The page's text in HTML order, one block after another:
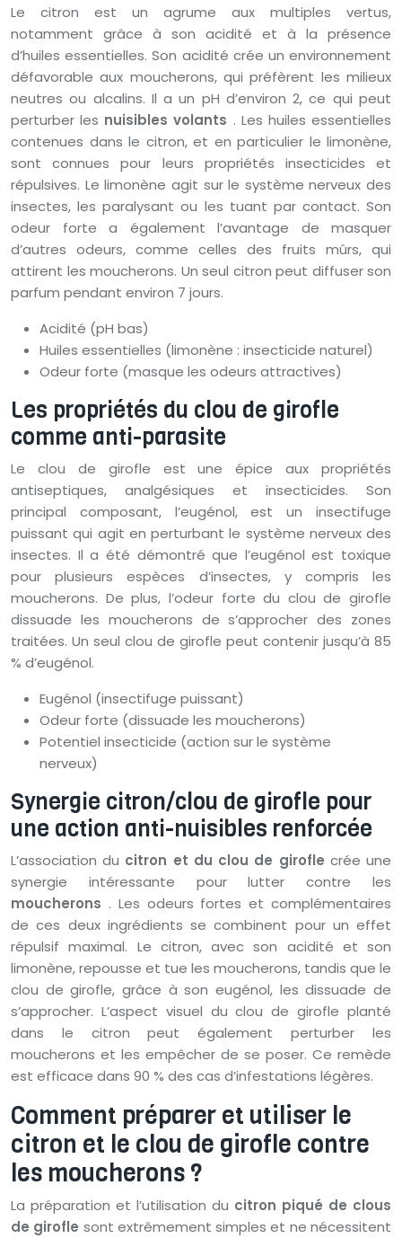
Le citron est un agrume aux multiples vertus,
notamment grâce à son acidité et à la présence
d’huiles essentielles. Son acidité crée un environnement
défavorable aux moucherons, qui préfèrent les milieux
neutres ou alcalins. Il a un pH d’environ 2, ce qui peut
perturber les nuisibles volants . Les huiles essentielles
contenues dans le citron, et en particulier le limonène,
sont connues pour leurs propriétés insecticides et
répulsives. Le limonène agit sur le système nerveux des
insectes, les paralysant ou les tuant par contact. Son
odeur forte a également l’avantage de masquer
d’autres odeurs, comme celles des fruits mûrs, qui
attirent les moucherons. Un seul citron peut diffuser son
parfum pendant environ 7 jours.
Acidité (pH bas)
Huiles essentielles (limonène : insecticide naturel)
Odeur forte (masque les odeurs attractives)
Les propriétés du clou de girofle
comme anti-parasite
Le clou de girofle est une épice aux propriétés
antiseptiques, analgésiques et insecticides. Son
principal composant, l’eugénol, est un insectifuge
puissant qui agit en perturbant le système nerveux des
insectes. Il a été démontré que l’eugénol est toxique
pour plusieurs espèces d’insectes, y compris les
moucherons. De plus, l’odeur forte du clou de girofle
dissuade les moucherons de s’approcher des zones
traitées. Un seul clou de girofle peut contenir jusqu’à 85
% d’eugénol.
Eugénol (insectifuge puissant)
Odeur forte (dissuade les moucherons)
Potentiel insecticide (action sur le système
nerveux)
Synergie citron/clou de girofle pour
une action anti-nuisibles renforcée
L’association du citron et du clou de girofle crée une
synergie intéressante pour lutter contre les
moucherons . Les odeurs fortes et complémentaires
de ces deux ingrédients se combinent pour un effet
répulsif maximal. Le citron, avec son acidité et son
limonène, repousse et tue les moucherons, tandis que le
clou de girofle, grâce à son eugénol, les dissuade de
s’approcher. L’aspect visuel du clou de girofle planté
dans le citron peut également perturber les
moucherons et les empêcher de se poser. Ce remède
est efficace dans 90 % des cas d’infestations légères.
Comment préparer et utiliser le
citron et le clou de girofle contre
les moucherons ?
La préparation et l’utilisation du citron piqué de clous
de girofle sont extrêmement simples et ne nécessitent